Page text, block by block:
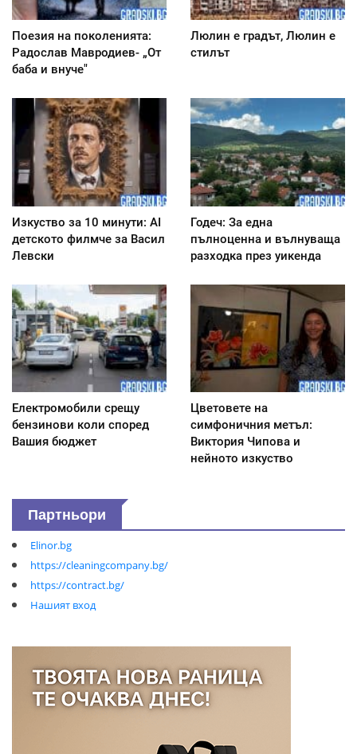
Поезия на поколенията:
Радослав Мавродиев- „От
баба и внуче"
Люлин е градът, Люлин е
стилът
Изкуство за 10 минути: AI
детското филмче за Васил
Левски
Годеч: За една
пълноценна и вълнуваща
разходка през уикенда
Електромобили срещу
бензинови коли според
Вашия бюджет
Цветовете на
симфоничния метъл:
Виктория Чипова и
нейното изкуство
Партньори
Elinor.bg
https://cleaningcompany.bg/
https://contract.bg/
Нашият вход